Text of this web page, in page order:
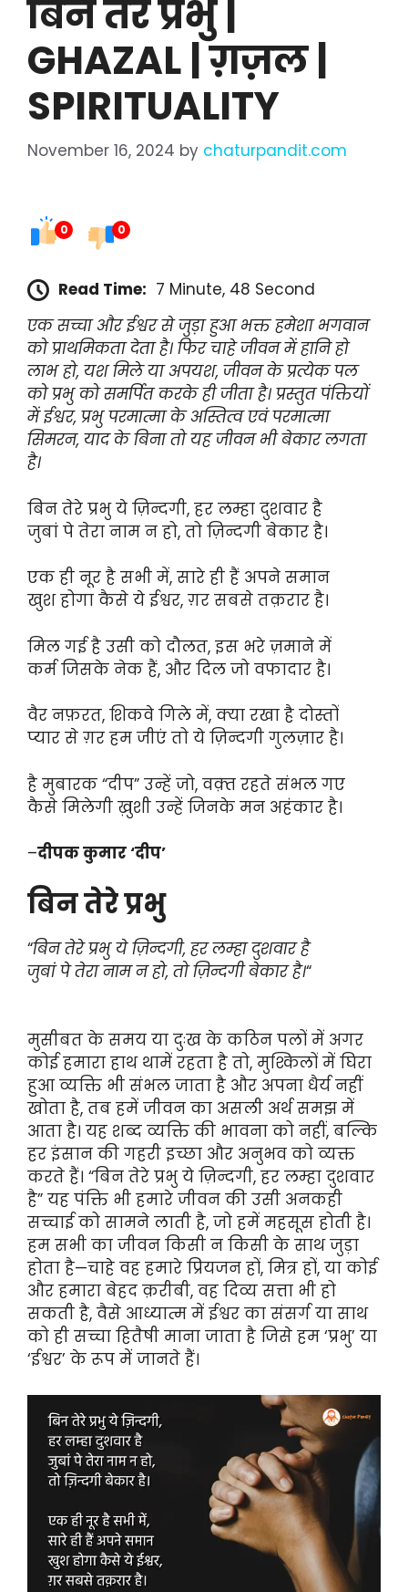
बिन तेरे प्रभु |
GHAZAL | ग़ज़ल |
SPIRITUALITY
November 16, 2024 by chaturpandit.com
0 0
Read Time: 7 Minute, 48 Second
एक सच्चा और ईश्वर से जुड़ा हुआ भक्त हमेशा भगवान
को प्राथमिकता देता है। फिर चाहे जीवन में हानि हो
लाभ हो, यश मिले या अपयश, जीवन के प्रत्येक पल
को प्रभु को समर्पित करके ही जीता है। प्रस्तुत पंक्तियों
में ईश्वर, प्रभु परमात्मा के अस्तित्व एवं परमात्मा
सिमरन, याद के बिना तो यह जीवन भी बेकार लगता
है।
बिन तेरे प्रभु ये ज़िन्दगी, हर लम्हा दुशवार है
जुबां पे तेरा नाम न हो, तो ज़िन्दगी बेकार है।
एक ही नूर है सभी में, सारे ही हैं अपने समान
खुश होगा कैसे ये ईश्वर, ग़र सबसे तक़रार है।
मिल गई है उसी को दौलत, इस भरे ज़माने में
कर्म जिसके नेक हैं, और दिल जो वफादार है।
वैर नफ़रत, शिकवे गिले में, क्या रखा है दोस्तों
प्यार से ग़र हम जीएं तो ये ज़िन्दगी गुलज़ार है।
है मुबारक “दीप” उन्हें जो, वक़्त रहते संभल गए
कैसे मिलेगी ख़ुशी उन्हें जिनके मन अहंकार है।
–दीपक कुमार ‘दीप’
बिन तेरे प्रभु
“बिन तेरे प्रभु ये ज़िन्दगी, हर लम्हा दुशवार है
जुबां पे तेरा नाम न हो, तो ज़िन्दगी बेकार है।“
मुसीबत के समय या दुःख के कठिन पलों में अगर
कोई हमारा हाथ थामें रहता है तो, मुश्किलों में घिरा
हुआ व्यक्ति भी संभल जाता है और अपना धैर्य नहीं
खोता है, तब हमें जीवन का असली अर्थ समझ में
आता है। यह शब्द व्यक्ति की भावना को नहीं, बल्कि
हर इंसान की गहरी इच्छा और अनुभव को व्यक्त
करते हैं। “बिन तेरे प्रभु ये ज़िन्दगी, हर लम्हा दुशवार
है” यह पंक्ति भी हमारे जीवन की उसी अनकही
सच्चाई को सामने लाती है, जो हमें महसूस होती है।
हम सभी का जीवन किसी न किसी के साथ जुड़ा
होता है—चाहे वह हमारे प्रियजन हों, मित्र हों, या कोई
और हमारा बेहद क़रीबी, वह दिव्य सत्ता भी हो
सकती है, वैसे आध्यात्म में ईश्वर का संसर्ग या साथ
को ही सच्चा हितैषी माना जाता है जिसे हम ‘प्रभु’ या
‘ईश्वर’ के रूप में जानते हैं।